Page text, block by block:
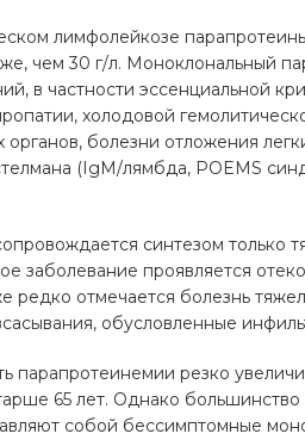
лимфолейкозе
чем 30 г/л. Моноклональный
в частности эссенциальной
холодовой
болезни отложения
(IgM/лямбда, POEMS
синтезом только
заболевание проявляется
редко отмечается болезнь
обусловленные
парапротеинемии резко
65 лет. Однако
собой бессимптомные